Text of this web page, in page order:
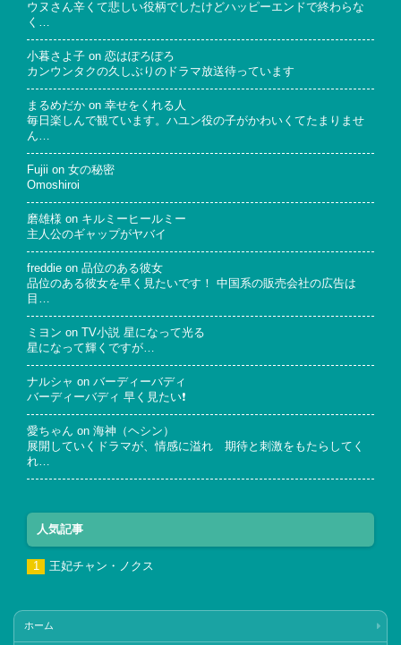
ウヌさん辛くて悲しい役柄でしたけどハッピーエンドで終わらな
く…
小暮さよ子 on 恋はぽろぽろ
カンウンタクの久しぶりのドラマ放送待っています
まるめだか on 幸せをくれる人
毎日楽しんで観ています。ハユン役の子がかわいくてたまりませ
ん…
Fujii on 女の秘密
Omoshiroi
磨雄様 on キルミーヒールミー
主人公のギャップがヤバイ
freddie on 品位のある彼女
品位のある彼女を早く見たいです！ 中国系の販売会社の広告は
目…
ミヨン on
TV小説 星になって光る
星になって輝くですが…
ナルシャ on バーディーバディ
バーディーバディ 早く見たい❗
愛ちゃん on 海神（ヘシン）
展開していくドラマが、情感に溢れ 期待と刺激をもたらしてく
れ…
人気記事
王妃チャン・ノクス
ホーム